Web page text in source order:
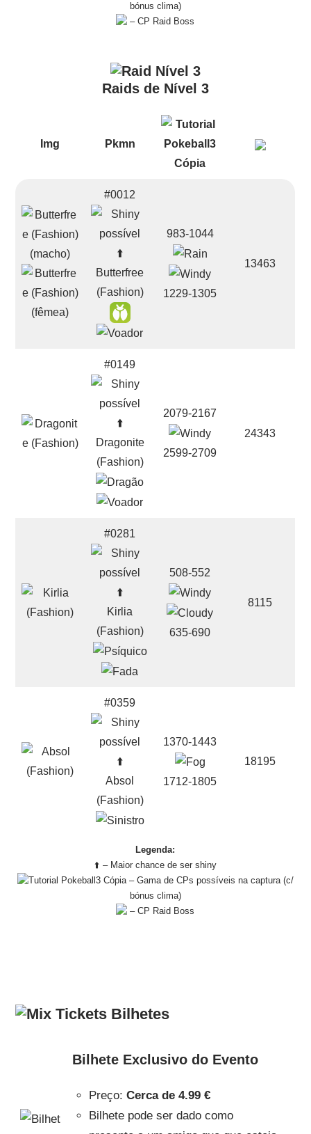
bónus clima)
– CP Raid Boss
Raids de Nível 3
Img Pkmn
#0012
⬆️
Butterfree
(Fashion)
983-1044
1229-1305
13463
#0149
⬆️
Dragonite
(Fashion)
2079-2167
2599-2709
24343
#0281
⬆️
Kirlia
(Fashion)
508-552
635-690
8115
#0359
⬆️
Absol
(Fashion)
1370-1443
1712-1805
18195
Legenda:
⬆️ – Maior chance de ser shiny
– Gama de CPs possíveis na captura (c/
bónus clima)
– CP Raid Boss
Bilhetes
Bilhete Exclusivo do Evento
Preço: Cerca de 4.99 €
Bilhete pode ser dado como